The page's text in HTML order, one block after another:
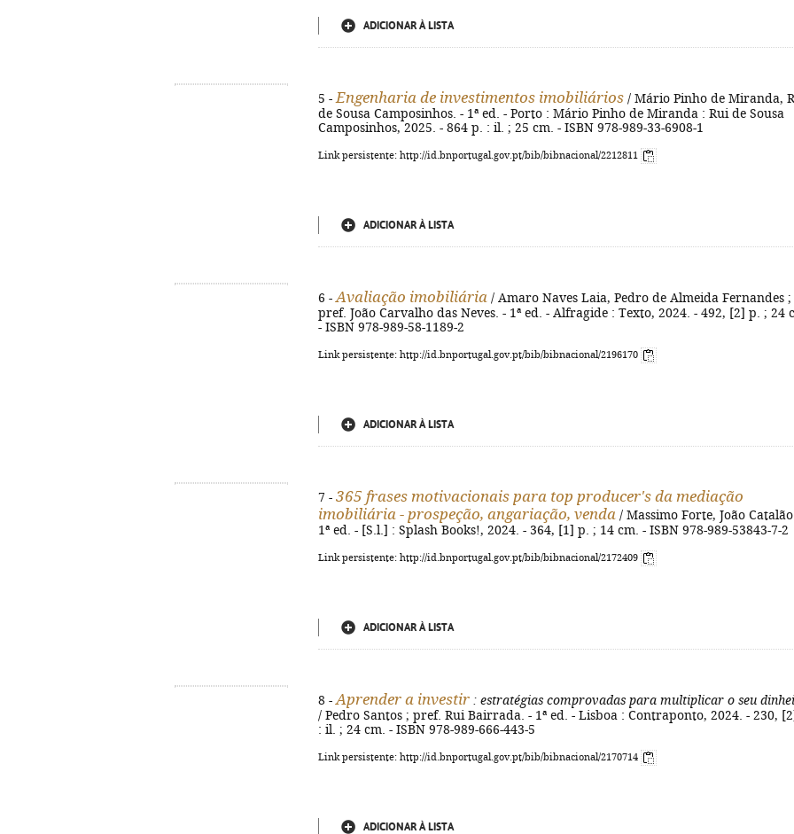
ADICIONAR À LISTA
5 - Engenharia de investimentos imobiliários / Mário Pinho de Miranda,
de Sousa Camposinhos. - 1ª ed. - Porto : Mário Pinho de Miranda : Rui de Sousa
Camposinhos, 2025. - 864 p. : il. ; 25 cm. - ISBN 978-989-33-6908-1
Link persistente: http://id.bnportugal.gov.pt/bib/bibnacional/2212811
ADICIONAR À LISTA
6 - Avaliação imobiliária / Amaro Naves Laia, Pedro de Almeida Fernandes ;
pref. João Carvalho das Neves. - 1ª ed. - Alfragide : Texto, 2024. - 492, [2] p. ; 24
- ISBN 978-989-58-1189-2
Link persistente: http://id.bnportugal.gov.pt/bib/bibnacional/2196170
ADICIONAR À LISTA
7 - 365 frases motivacionais para top producer's da mediação
imobiliária - prospeção, angariação, venda / Massimo Forte, João
1ª ed. - [S.l.] : Splash Books!, 2024. - 364, [1] p. ; 14 cm. - ISBN 978-989-53843-7-2
Link persistente: http://id.bnportugal.gov.pt/bib/bibnacional/2172409
ADICIONAR À LISTA
8 - Aprender a investir : estratégias comprovadas para multiplicar o seu
/ Pedro Santos ; pref. Rui Bairrada. - 1ª ed. - Lisboa : Contraponto, 2024. - 230,
: il. ; 24 cm. - ISBN 978-989-666-443-5
Link persistente: http://id.bnportugal.gov.pt/bib/bibnacional/2170714
ADICIONAR À LISTA